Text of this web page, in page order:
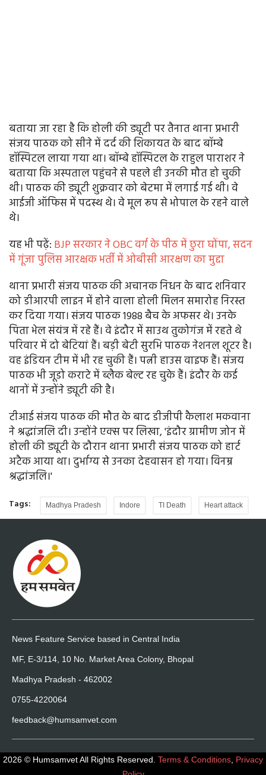
बताया जा रहा है कि होली की ड्यूटी पर तैनात थाना प्रभारी
संजय पाठक को सीने में दर्द की शिकायत के बाद बॉम्बे
हॉस्पिटल लाया गया था। बॉम्बे हॉस्पिटल के राहुल पाराशर ने
बताया कि अस्पताल पहुंचने से पहले ही उनकी मौत हो चुकी
थी। पाठक की ड्यूटी शुक्रवार को बेटमा में लगाई गई थी। वे
आईजी ऑफिस में पदस्थ थे। वे मूल रूप से भोपाल के रहने वाले
थे।
यह भी पढ़ें: BJP सरकार ने OBC वर्ग के पीठ में छुरा घोंपा, सदन
में गूंजा पुलिस आरक्षक भर्ती में ओबीसी आरक्षण का मुद्दा
थाना प्रभारी संजय पाठक की अचानक निधन के बाद शनिवार
को डीआरपी लाइन में होने वाला होली मिलन समारोह निरस्त
कर दिया गया। संजय पाठक 1988 बैच के अफसर थे। उनके
पिता भेल संयंत्र में रहे हैं। वे इंदौर में साउथ तुकोगंज में रहते थे
परिवार में दो बेटियां हैं। बड़ी बेटी सुरभि पाठक नेशनल शूटर है।
वह इंडियन टीम में भी रह चुकी हैं। पत्नी हाउस वाइफ हैं। संजय
पाठक भी जूडो कराटे में ब्लैक बेल्ट रह चुके हैं। इंदौर के कई
थानों में उन्होंने ड्यूटी की है।
टीआई संजय पाठक की मौत के बाद डीजीपी कैलाश मकवाना
ने श्रद्धांजलि दी। उन्होंने एक्स पर लिखा, 'इंदौर ग्रामीण जोन में
होली की ड्यूटी के दौरान थाना प्रभारी संजय पाठक को हार्ट
अटैक आया था। दुर्भाग्य से उनका देहवासन हो गया। विनम्र
श्रद्धांजलि।'
Tags: Madhya Pradesh Indore TI Death Heart attack
News Feature Service based in Central India
MF, E-3/114, 10 No. Market Area Colony, Bhopal
Madhya Pradesh - 462002
0755-4220064
feedback@humsamvet.com
2026 © Humsamvet All Rights Reserved. Terms & Conditions Privacy